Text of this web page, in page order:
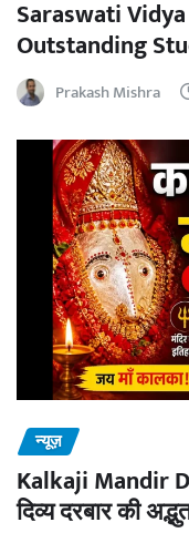
Saraswati
Outstanding
Prakash Mishra
न्यूज़
Kalkaji Mandir
दिव्य दरबार की